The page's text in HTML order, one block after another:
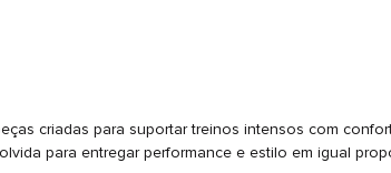
criadas para suportar treinos intensos com
para entregar performance e estilo em igual